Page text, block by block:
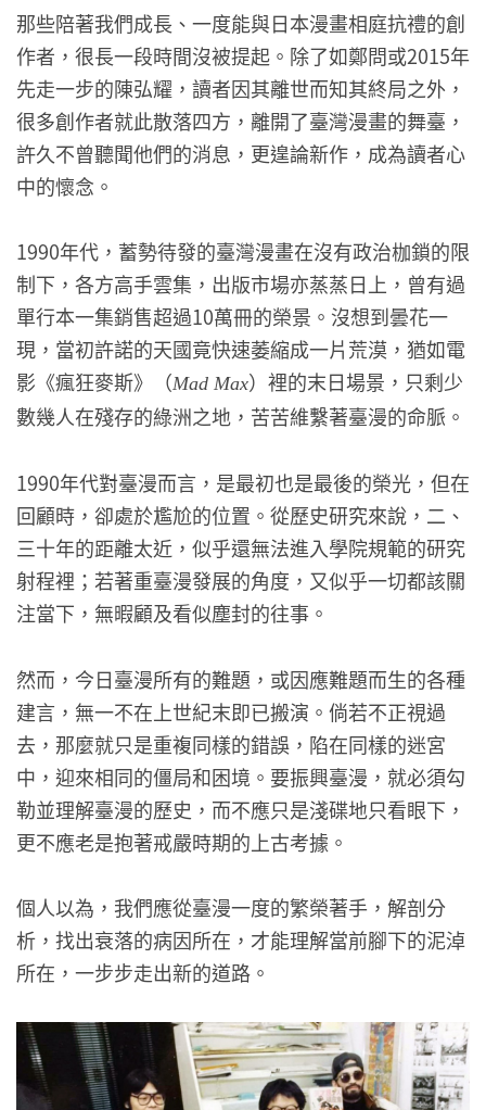
那些陪著我們成長、一度能與日本漫畫相庭抗禮的創
作者，很長一段時間沒被提起。除了如鄭問或2015年
先走一步的陳弘耀，讀者因其離世而知其終局之外，
很多創作者就此散落四方，離開了臺灣漫畫的舞臺，
許久不曾聽聞他們的消息，更遑論新作，成為讀者心
中的懷念。
1990年代，蓄勢待發的臺灣漫畫在沒有政治枷鎖的限
制下，各方高手雲集，出版市場亦蒸蒸日上，曾有過
單行本一集銷售超過10萬冊的榮景。沒想到曇花一
現，當初許諾的天國竟快速萎縮成一片荒漠，猶如電
影《瘋狂麥斯》（Mad Max）裡的末日場景，只剩少
數幾人在殘存的綠洲之地，苦苦維繫著臺漫的命脈。
1990年代對臺漫而言，是最初也是最後的榮光，但在
回顧時，卻處於尷尬的位置。從歷史研究來說，二、
三十年的距離太近，似乎還無法進入學院規範的研究
射程裡；若著重臺漫發展的角度，又似乎一切都該關
注當下，無暇顧及看似塵封的往事。
然而，今日臺漫所有的難題，或因應難題而生的各種
建言，無一不在上世紀末即已搬演。倘若不正視過
去，那麼就只是重複同樣的錯誤，陷在同樣的迷宮
中，迎來相同的僵局和困境。要振興臺漫，就必須勾
勒並理解臺漫的歷史，而不應只是淺碟地只看眼下，
更不應老是抱著戒嚴時期的上古考據。
個人以為，我們應從臺漫一度的繁榮著手，解剖分
析，找出衰落的病因所在，才能理解當前腳下的泥淖
所在，一步步走出新的道路。